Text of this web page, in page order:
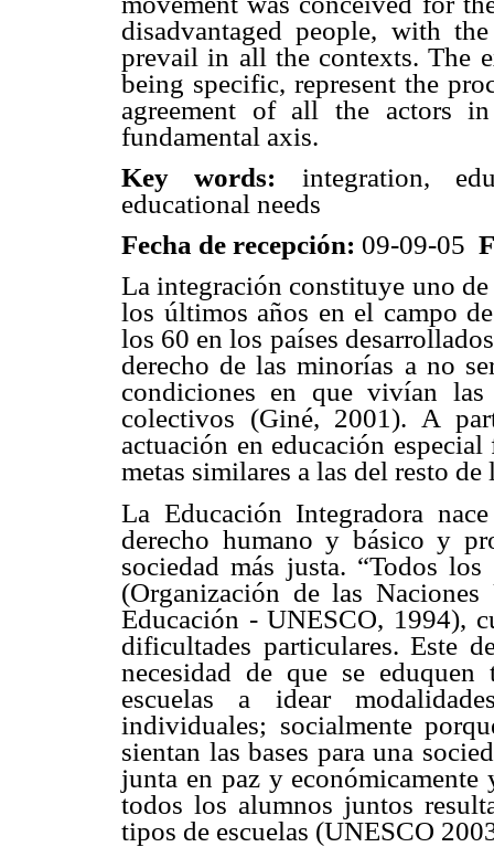
disadvantaged people, with
prevail in all the contexts. The
being specific, represent the
agreement of all the actors
fundamental axis.
Key words: integration,
educational needs
Fecha de recepción: 09-09-05
La integración constituye uno
los últimos años en el campo
los 60 en los países
derecho de las minorías a no
condiciones en que vivían las
colectivos (Giné, 2001). A
actuación en educación
metas similares a las del resto de
La Educación Integradora
derecho humano y básico y
sociedad más justa. “Todos
(Organización de las
Educación - UNESCO, 1994),
dificultades particulares. Este
necesidad de que se
escuelas a idear
individuales; socialmente
sientan las bases para una
junta en paz y económicamente
todos los alumnos juntos
tipos de escuelas (UNESCO